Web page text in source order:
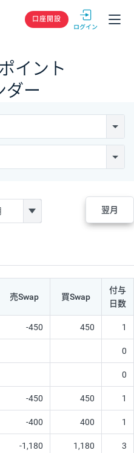
GMOクリック
口座開設
イント
ダー
翌月
売Swap 買Swap
付与
日数
-450 450 1
0
0
-450 450 1
-400 400 1
-1,180 1,180 3